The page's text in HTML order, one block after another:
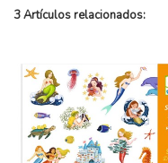
3 Artículos relacionados: